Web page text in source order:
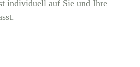
individuell auf Sie und Ihre